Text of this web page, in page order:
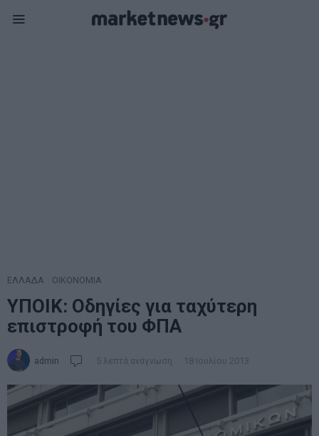
ΕΛΛΑΔΑ ΟΙΚΟΝΟΜΙΑ
ΥΠΟΙΚ: Οδηγίες για ταχύτερη
επιστροφή του ΦΠΑ
admin 5 λεπτά ανάγνωση 18 Ιουλίου 2013